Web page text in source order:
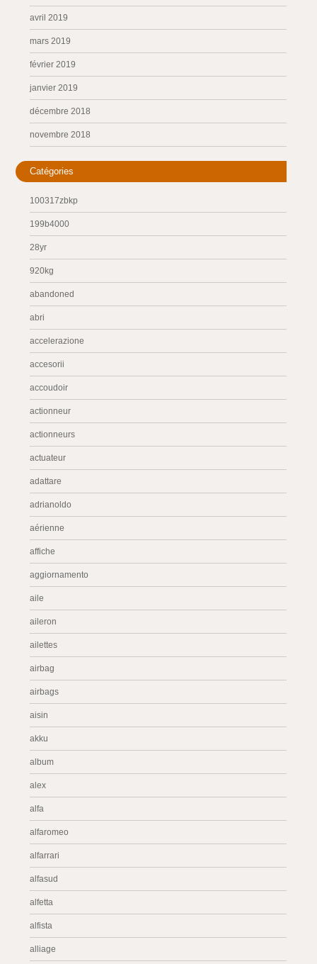
avril 2019
mars 2019
février 2019
janvier 2019
décembre 2018
novembre 2018
Catégories
100317zbkp
199b4000
28yr
920kg
abandoned
abri
accelerazione
accesorii
accoudoir
actionneur
actionneurs
actuateur
adattare
adrianoldo
aérienne
affiche
aggiornamento
aile
aileron
ailettes
airbag
airbags
aisin
akku
album
alex
alfa
alfaromeo
alfarrari
alfasud
alfetta
alfista
alliage